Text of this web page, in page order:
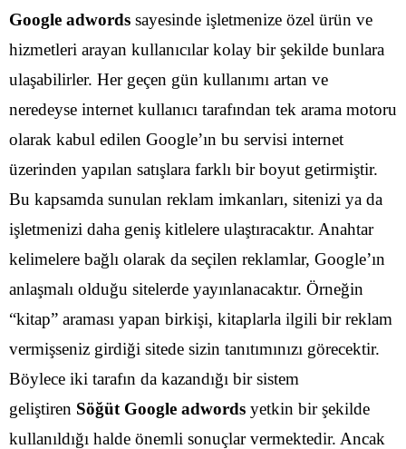
Google adwords sayesinde işletmenize özel ürün ve
hizmetleri arayan kullanıcılar kolay bir şekilde bunlara
ulaşabilirler. Her geçen gün kullanımı artan ve
neredeyse internet kullanıcı tarafından tek arama motoru
olarak kabul edilen Google’ın bu servisi internet
üzerinden yapılan satışlara farklı bir boyut getirmiştir.
Bu kapsamda sunulan reklam imkanları, sitenizi ya da
işletmenizi daha geniş kitlelere ulaştıracaktır. Anahtar
kelimelere bağlı olarak da seçilen reklamlar, Google’ın
anlaşmalı olduğu sitelerde yayınlanacaktır. Örneğin
“kitap” araması yapan birkişi, kitaplarla ilgili bir reklam
vermişseniz girdiği sitede sizin tanıtımınızı görecektir.
Böylece iki tarafın da kazandığı bir sistem
geliştiren Söğüt Google adwords yetkin bir şekilde
kullanıldığı halde önemli sonuçlar vermektedir. Ancak